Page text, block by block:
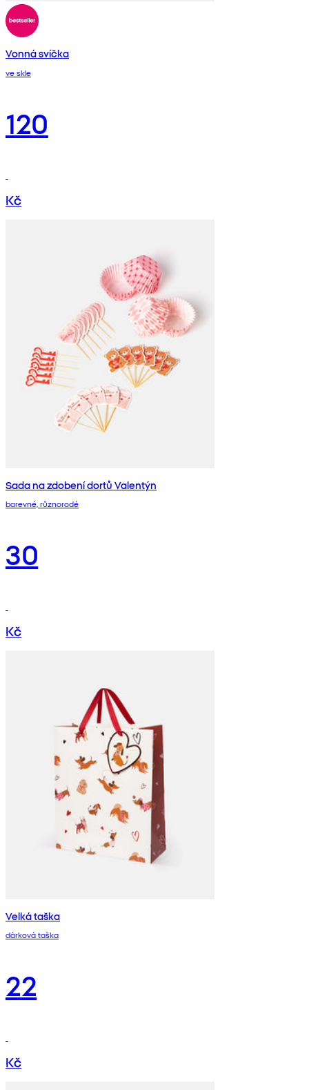
Vonná svíčka
ve skle
120
Kč
Sada na zdobení dortů Valentýn
barevné, různorodé
30
Kč
Velká taška
dárková taška
22
Kč